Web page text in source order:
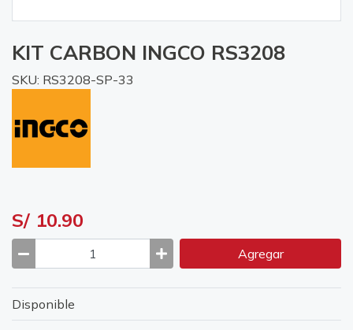
KIT CARBON INGCO RS3208
SKU: RS3208-SP-33
S/ 10.90
Agregar
Disponible